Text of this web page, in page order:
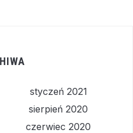
styczeń 2021
sierpień 2020
czerwiec 2020